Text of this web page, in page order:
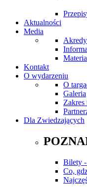
Aktualności
Media
Kontakt
O wydarzeniu
O
Galeria
Zakres
Dla Zwiedzających
Bilety
Co,